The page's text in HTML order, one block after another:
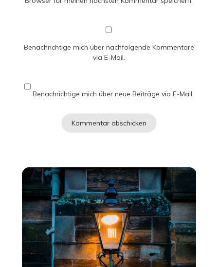
Benachrichtige mich über nachfolgende Kommentare
via E-Mail.
Benachrichtige mich über neue Beiträge via E-Mail.